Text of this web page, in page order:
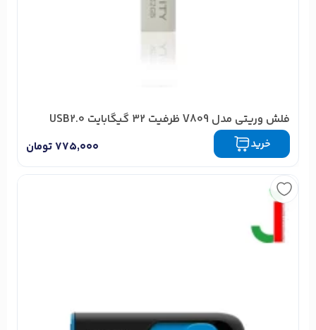
فلش وریتی مدل V809 ظرفیت 32 گیگابایت USB2.0
۷۷۵,۰۰۰تومان خرید